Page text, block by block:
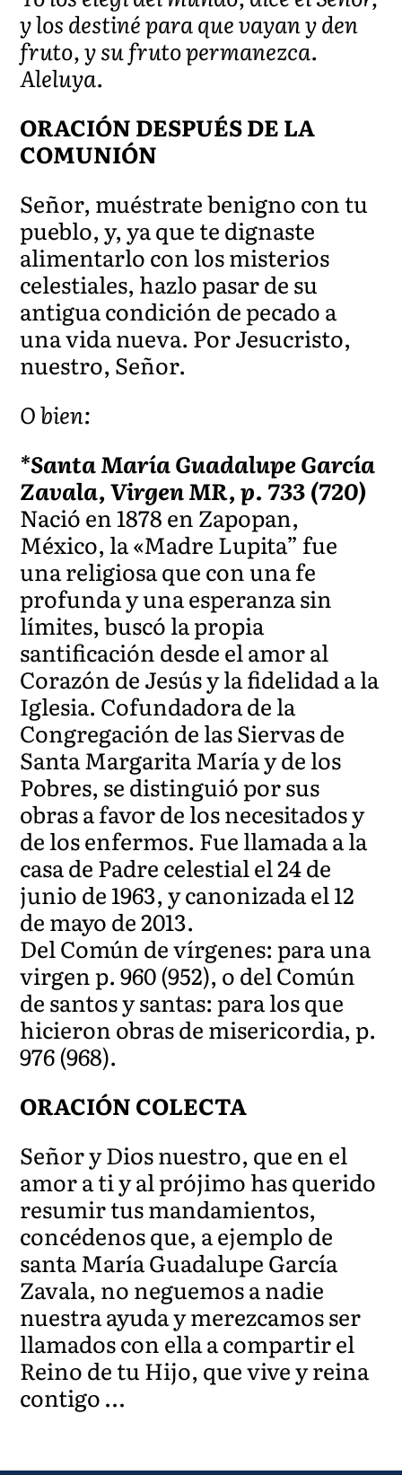
y los destiné para que vayan y den
fruto, y su fruto permanezca.
Aleluya.
ORACIÓN DESPUÉS DE LA
COMUNIÓN
Señor, muéstrate benigno con tu
pueblo, y, ya que te dignaste
alimentarlo con los misterios
celestiales, hazlo pasar de su
antigua condición de pecado a
una vida nueva. Por Jesucristo,
nuestro, Señor.
O bien:
*Santa María Guadalupe García
Zavala, Virgen MR, p. 733 (720)
Nació en 1878 en Zapopan,
México, la «Madre Lupita” fue
una religiosa que con una fe
profunda y una esperanza sin
límites, buscó la propia
santificación desde el amor al
Corazón de Jesús y la fidelidad a la
Iglesia. Cofundadora de la
Congregación de las Siervas de
Santa Margarita María y de los
Pobres, se distinguió por sus
obras a favor de los necesitados y
de los enfermos. Fue llamada a la
casa de Padre celestial el 24 de
junio de 1963, y canonizada el 12
de mayo de 2013.
Del Común de vírgenes: para una
virgen p. 960 (952), o del Común
de santos y santas: para los que
hicieron obras de misericordia, p.
976 (968).
ORACIÓN COLECTA
Señor y Dios nuestro, que en el
amor a ti y al prójimo has querido
resumir tus mandamientos,
concédenos que, a ejemplo de
santa María Guadalupe García
Zavala, no neguemos a nadie
nuestra ayuda y merezcamos ser
llamados con ella a compartir el
Reino de tu Hijo, que vive y reina
contigo …